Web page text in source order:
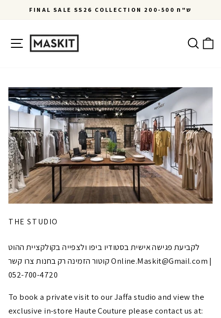
to
FINAL SALE SS26 COLLECTION 200-500 ש"ח
Site navigation
THE STUDIO
לקביעת פגישה אישית בסטודיו ביפו ולצפייה בקולקציית ההוט
קוטור הזמינה רק בחנות צרו קשר Online.Maskit@Gmail.com |
‎052-700-4720
To book a private visit to our Jaffa studio and view the
exclusive in-store Haute Couture please contact us at: